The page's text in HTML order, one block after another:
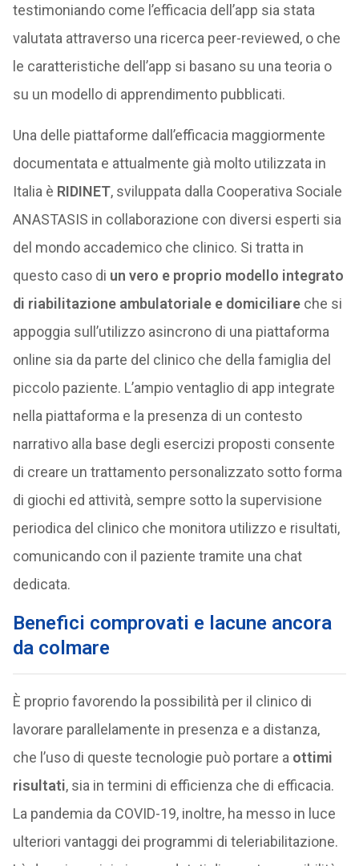
testimoniando come l’efficacia dell’app sia stata
valutata attraverso una ricerca peer-reviewed, o che
le caratteristiche dell’app si basano su una teoria o
su un modello di apprendimento pubblicati.
Una delle piattaforme dall’efficacia maggiormente
documentata e attualmente già molto utilizzata in
Italia è RIDINET, sviluppata dalla Cooperativa Sociale
ANASTASIS in collaborazione con diversi esperti sia
del mondo accademico che clinico. Si tratta in
questo caso di un vero e proprio modello integrato
di riabilitazione ambulatoriale e domiciliareche si
appoggia sull’utilizzo asincrono di una piattaforma
online sia da parte del clinico che della famiglia del
piccolo paziente. L’ampio ventaglio di app integrate
nella piattaforma e la presenza di un contesto
narrativo alla base degli esercizi proposti consente
di creare un trattamento personalizzato sotto forma
di giochi ed attività, sempre sotto la supervisione
periodica del clinico che monitora utilizzo e risultati,
comunicando con il paziente tramite una chat
dedicata.
Benefici comprovati e lacune ancora
da colmare
È proprio favorendo la possibilità per il clinico di
lavorare parallelamente in presenza e a distanza,
che l’uso di queste tecnologie può portare a ottimi
risultati, sia in termini di efficienza che di efficacia.
La pandemia da COVID-19, inoltre, ha messo in luce
ulteriori vantaggi dei programmi di teleriabilitazione.